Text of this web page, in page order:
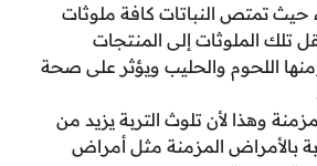
حيث تمتص النباتات كافة ملوثات
تلك الملوثات إلى المنتجات
اللحوم والحليب ويؤثر على صحة
وهذا لأن تلوث التربة يزيد من
بالأمراض المزمنة مثل أمراض